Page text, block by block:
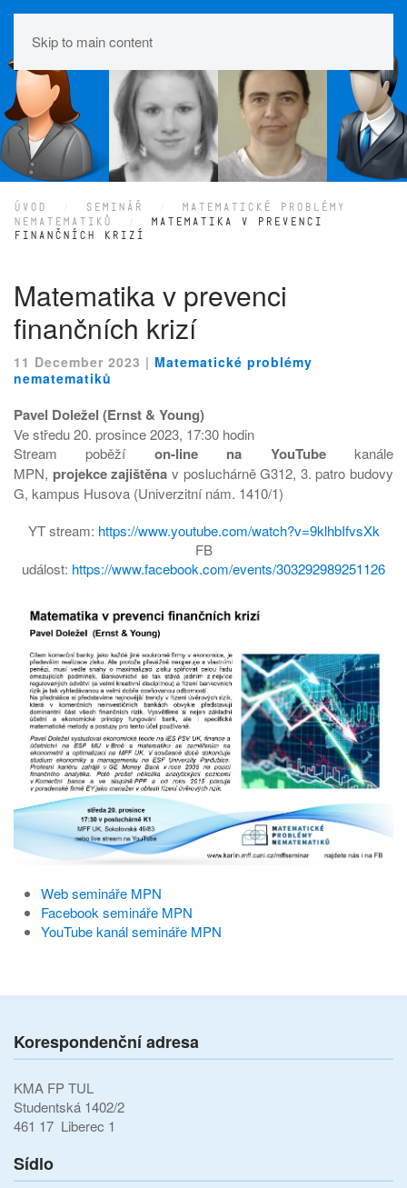
Skip to main content
ÚVOD SEMINÁŘ
MATEMATICKÉ PROBLÉMY
NEMATEMATIKŮ
MATEMATIKA V PREVENCI
FINANČNÍCH KRIZÍ
Matematika v prevenci
finančních krizí
11 December 2023 | Matematické problémy
nematematiků
Pavel Doležel (Ernst & Young)
Ve středu 20. prosince 2023, 17:30 hodin
Stream poběží on-line na YouTubekanále
MPN, projekcezajištěna v posluchárně G312, 3. patro budovy
G, kampus Husova (Univerzitní nám. 1410/1)
YT stream: https://www.youtube.com/watch?v=9klhbIfvsXk
FB
událost: https://www.facebook.com/events/303292989251126
Web semináře MPN
Facebook semináře MPN
YouTube kanál semináře MPN
Korespondenční adresa
KMA FP TUL
Studentská 1402/2
461 17 Liberec 1
Sídlo